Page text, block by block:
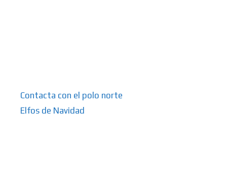
Contacta con el polo norte
Elfos de Navidad